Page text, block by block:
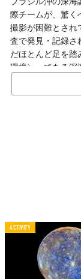
際チームが、驚く
撮影が困難とされ
査で発見・記録さ
だほとんど足を踏
環境）」である深
最新技術が切
脆弱な生物を
深海中層に生息
どを用いた調査
でした。今回の
ことで、生物を捕
ることに成功しま
ACTIVITY